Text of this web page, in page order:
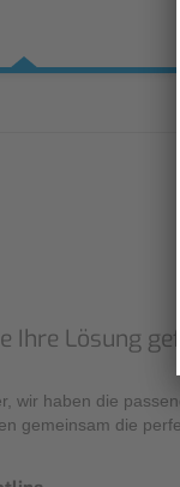
Ihre Lösung
wir haben die
gemeinsam die